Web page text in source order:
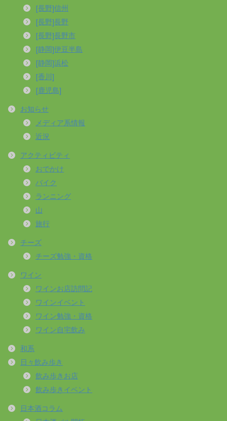
[長野]信州
[長野]長野
[長野]長野市
[静岡]伊豆半島
[静岡]浜松
[香川]
[鹿児島]
お知らせ
メディア系情報
近況
アクティビティ
おでかけ
バイク
ランニング
山
旅行
チーズ
チーズ勉強・資格
ワイン
ワインお店訪問記
ワインイベント
ワイン勉強・資格
ワイン自宅飲み
和系
日々飲み歩き
飲み歩きお店
飲み歩きイベント
日本酒コラム